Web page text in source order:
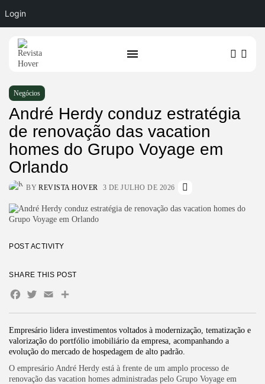
Login
Negócios
André Herdy conduz estratégia
de renovação das vacation
homes do Grupo Voyage em
Orlando
BY REVISTA HOVER 3 DE JULHO DE 2026
Empresário lidera investimentos voltados à modernização, tematização e
valorização do portfólio imobiliário da empresa, acompanhando a
evolução do mercado de hospedagem de alto padrão.
O empresário André Herdy está à frente de um amplo processo de
renovação das vacation homes administradas pelo Grupo Voyage em
POST ACTIVITY
SHARE THIS POST
Facebook
Twitter
EmailShare